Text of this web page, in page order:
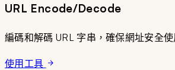
URL Encode/Decode
編碼和解碼 URL 字串，確保網址安全使
使用工具